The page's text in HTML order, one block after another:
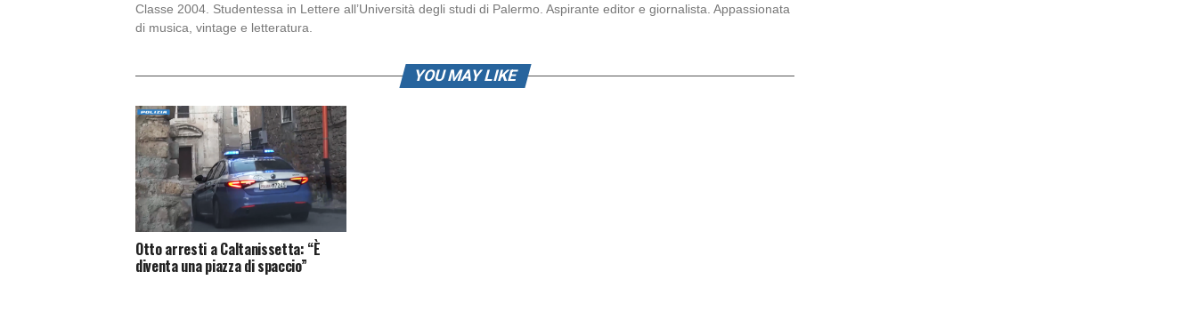
Classe 2004. Studentessa in Lettere all’Università degli studi di Palermo. Aspirante editor e giornalista. Appassionata
di musica, vintage e letteratura.
YOU MAY LIKE
Otto arresti a Caltanissetta: “È
diventa una piazza di spaccio”